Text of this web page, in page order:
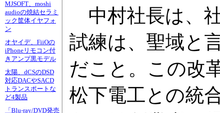
MJSOFT、moshi
audioの焼結セラミ
ック筐体イヤフォ
ン
オヤイデ、FiiOの
iPhoneリモコン付
きアンプ黒モデル
太陽、dCSのDSD
対応DACやSACD
トランスポートな
ど4製品
「Blu-ray/DVD発売
中村社長は、
試練は、聖域と
だこと。この改
松下電工との統